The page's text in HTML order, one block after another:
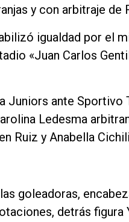
y con arbitraje de
igualdad por el
«Juan Carlos
Juniors ante Sportivo
Ledesma
Ruiz y Anabella
goleadoras,
detrás